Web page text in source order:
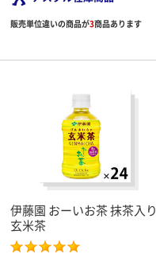
販売単位違いの商品が3商品あります
伊藤園 おーいお茶 抹茶入り
玄米茶